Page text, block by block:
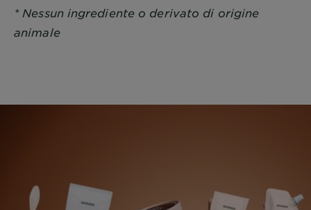
* Nessun ingrediente o derivato di origine
animale